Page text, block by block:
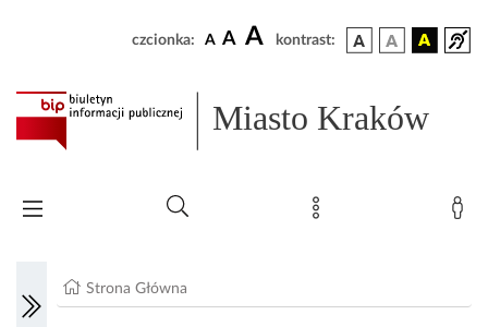
czcionka: A A A kontrast:
Miasto Kraków
Strona Główna